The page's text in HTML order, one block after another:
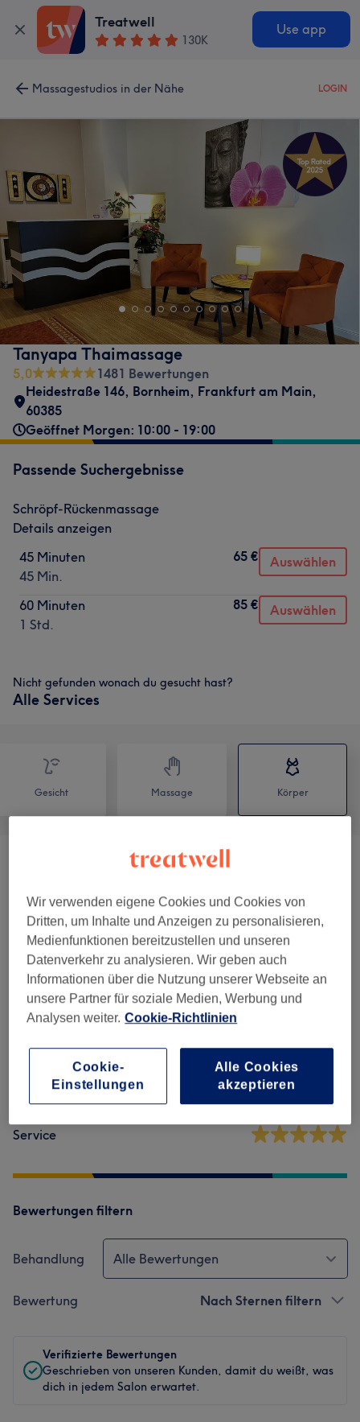
Treatwell
130K
Use app
Massagestudios in der Nähe LOGIN
Tanyapa Thaimassage
5,0
1481 Bewertungen
Heidestraße 146, Bornheim, Frankfurt am Main,
60385
Geöffnet Morgen: 10:00 - 19:00
Passende Suchergebnisse
Schröpf-Rückenmassage
Details anzeigen
45 Minuten
45 Min.
65 € Auswählen
60 Minuten
1 Std.
85 € Auswählen
Nicht gefunden wonach du gesucht hast?
Alle Services
Gesicht Massage Körper
Salonbewertungen
5,0
Service
Bewertungen filtern
Behandlung Alle Bewertungen
Bewertung Nach Sternen filtern
Verifizierte Bewertungen
Geschrieben von unseren Kunden, damit du weißt, was
dich in jedem Salon erwartet.
Wir verwenden eigene Cookies und Cookies von
Dritten, um Inhalte und Anzeigen zu personalisieren,
Medienfunktionen bereitzustellen und unseren
Datenverkehr zu analysieren. Wir geben auch
Informationen über die Nutzung unserer Webseite an
unsere Partner für soziale Medien, Werbung und
Analysen weiter. Cookie-Richtlinien
Cookie-
Einstellungen
Alle Cookies
akzeptieren